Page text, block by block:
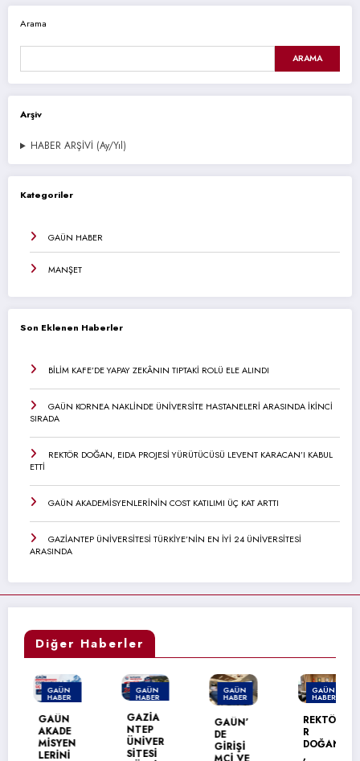
Arama
ARAMA
Arşiv
HABER ARŞİVİ (Ay/Yıl)
Kategoriler
GAÜN HABER
MANŞET
Son Eklenen Haberler
BİLİM KAFE’DE YAPAY ZEKÂNIN TIPTAKİ ROLÜ ELE ALINDI
GAÜN KORNEA NAKLİNDE ÜNİVERSİTE HASTANELERİ ARASINDA İKİNCİ
SIRADA
REKTÖR DOĞAN, EIDA PROJESİ YÜRÜTÜCÜSÜ LEVENT KARACAN’I KABUL
ETTİ
GAÜN AKADEMİSYENLERİNİN COST KATILIMI ÜÇ KAT ARTTI
GAZİANTEP ÜNİVERSİTESİ TÜRKİYE’NİN EN İYİ 24 ÜNİVERSİTESİ
ARASINDA
Diğer Haberler
GAÜN
HABER
MANŞET
GAÜN
AKADE
MİSYEN
LERİNİ
GAÜN
HABER
MANŞET
GAZİA
NTEP
ÜNİVER
SİTESİ
GAÜN
HABER
GAÜN’
DE
GİRİŞİ
GAÜN
HABER
REKTÖ
DOĞAN